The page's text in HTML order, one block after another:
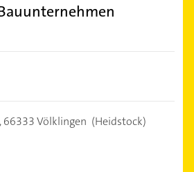
66333 Völklingen (Heidstock)